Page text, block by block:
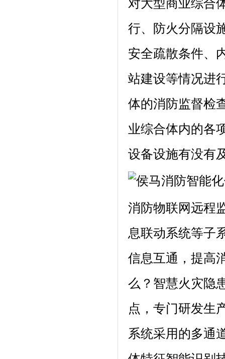
对大型商业综合
行、防火分隔设
安全疏散条件、
站建设等情况进
体的消防监督检
业综合体内的各
设备设施有没有
消防物联网远程
息联动系统等子
信息互通，提高
么？智慧火灾隐
点，专门研发生
系统采用的多通